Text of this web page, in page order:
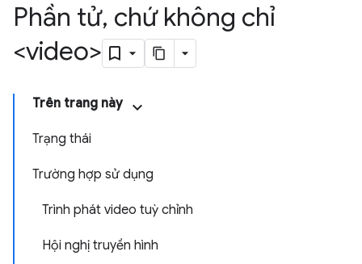
Phần tử, chứ không chỉ
<video>
Trên trang này
Trạng thái
Trường hợp sử dụng
Trình phát video tuỳ chỉnh
Hội nghị truyền hình